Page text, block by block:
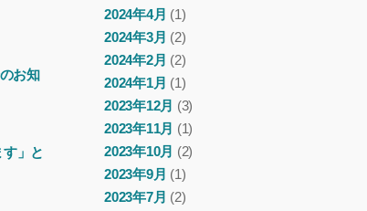
お知
」と
2024年4月 (1)
2024年3月 (2)
2024年2月 (2)
2024年1月 (1)
2023年12月 (3)
2023年11月 (1)
2023年10月 (2)
2023年9月 (1)
2023年7月 (2)